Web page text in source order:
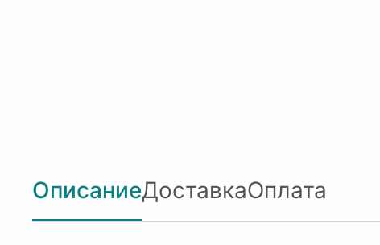
ОписаниеДоставкаОплата